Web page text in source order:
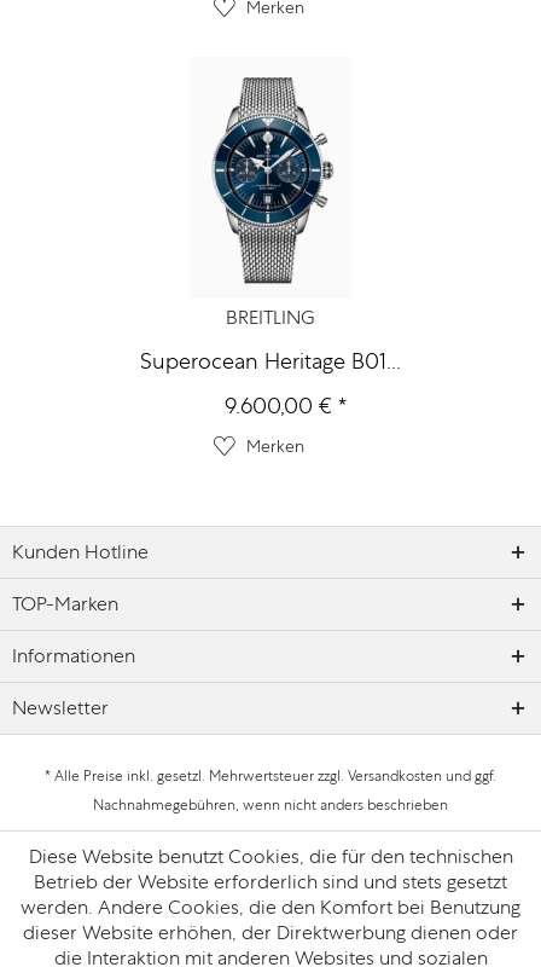
Merken
BREITLING
Superocean Heritage B01...
9.600,00 € *
Merken
Kunden Hotline
TOP-Marken
Informationen
Newsletter
* Alle Preise inkl. gesetzl. Mehrwertsteuer zzgl. Versandkosten und ggf.
Nachnahmegebühren, wenn nicht anders beschrieben
Datenschutz Impressum
Diese Website benutzt Cookies, die für den technischen
Betrieb der Website erforderlich sind und stets gesetzt
werden. Andere Cookies, die den Komfort bei Benutzung
dieser Website erhöhen, der Direktwerbung dienen oder
die Interaktion mit anderen Websites und sozialen